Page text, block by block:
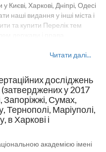
Києві, Харкові, Дніпрі, Одесі
наші видання у інші міста і
та купити Перелік тем
в роздріб. Оптові ціни на
Pravo-izdat.com.ua,
навчальної
досліджень з проблем
р). Посібник може бути
а також широкому колу
правом, процесом,
дисціплінами.
книг з правової дисципліни
Читати далі...
досліджень
у 2017
Запоріжжі, Сумах,
Тернополі, Маріуполі,
в Харкові і
академією імені